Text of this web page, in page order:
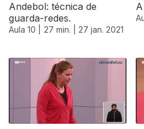
Andebol: técnica de
guarda-redes.
Aula 10 | 27 min. | 27 jan. 2021